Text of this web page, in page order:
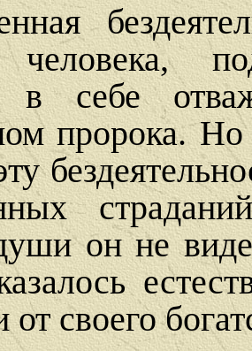
человека,
в себе
пророка.
он не
от своего